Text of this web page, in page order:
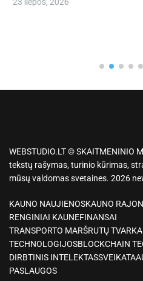
WEBSTUDIO.LT © SKAITMENINIO
tekstų rašymas, turinio kūrimas,
mūsų valdomas svetaines. 2026
KAUNO NAUJIENOSKAUNO
RENGINIAI KAUNEFINANSAI
TRANSPORTO MARŠRUTŲ
TECHNOLOGIJOSBLOCKCHAIN
DIRBTINIS INTELEKTASSVEIKATA
PASLAUGOS